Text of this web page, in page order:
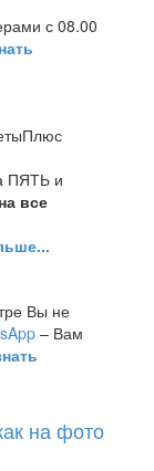
с 08.00
ПЯТЬ и
все
Вы не
– Вам
на фото